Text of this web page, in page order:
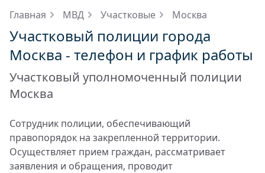
Главная МВД Участковые Москва
Участковый полиции города
Москва - телефон и график работы
Участковый уполномоченный полиции
Москва
Сотрудник полиции, обеспечивающий
правопорядок на закрепленной территории.
Осуществляет прием граждан, рассматривает
заявления и обращения, проводит